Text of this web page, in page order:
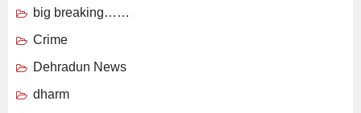
big breaking……
Crime
Dehradun News
dharm